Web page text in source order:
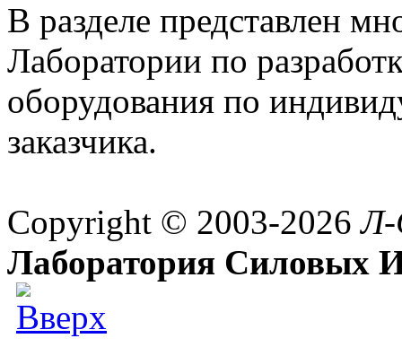
В разделе представлен
Лаборатории по
оборудования по
заказчика.
Copyright © 2003-2026
Лаборатория Силовых